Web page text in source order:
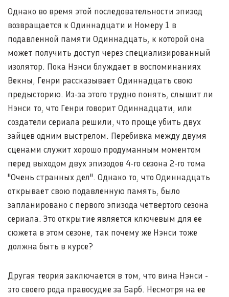
Однако во время этой последовательности эпизод
возвращается к Одиннадцати и Номеру 1 в
подавленной памяти Одиннадцать, к которой она
может получить доступ через специализированный
изолятор. Пока Нэнси блуждает в воспоминаниях
Векны, Генри рассказывает Одиннадцать свою
предысторию. Из-за этого трудно понять, слышит ли
Нэнси то, что Генри говорит Одиннадцати, или
создатели сериала решили, что проще убить двух
зайцев одним выстрелом. Перебивка между двумя
сценами служит хорошо продуманным моментом
перед выходом двух эпизодов 4-го сезона 2-го тома
"Очень странных дел". Однако то, что Одиннадцать
открывает свою подавленную память, было
запланировано с первого эпизода четвертого сезона
сериала. Это открытие является ключевым для ее
сюжета в этом сезоне, так почему же Нэнси тоже
должна быть в курсе?
Другая теория заключается в том, что вина Нэнси -
это своего рода правосудие за Барб. Несмотря на ее